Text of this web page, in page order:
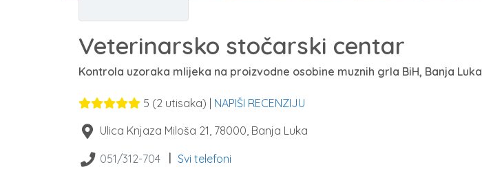
Veterinarsko stočarski centar
Kontrola uzoraka mlijeka na proizvodne osobine muznih grla BiH, Banja Luka
5 (2 utisaka) | NAPIŠI RECENZIJU
Ulica Knjaza Miloša 21, 78000, Banja Luka
051/312-704 Svi telefoni